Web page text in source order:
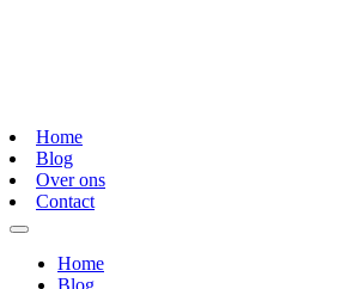
Home
Blog
Over ons
Contact
Home
Blog